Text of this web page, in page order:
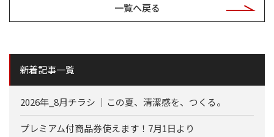
一覧へ戻る
新着記事一覧
2026年_8月チラシ ｜この夏、清潔感を、つくる。
プレミアム付商品券使えます！7月1日より